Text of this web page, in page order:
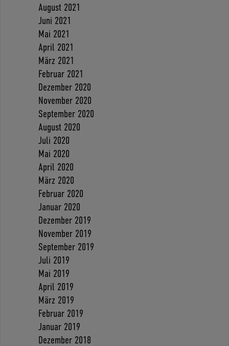
August 2021
Juni 2021
Mai 2021
April 2021
März 2021
Februar 2021
Dezember 2020
November 2020
September 2020
August 2020
Juli 2020
Mai 2020
April 2020
März 2020
Februar 2020
Januar 2020
Dezember 2019
November 2019
September 2019
Juli 2019
Mai 2019
April 2019
März 2019
Februar 2019
Januar 2019
Dezember 2018